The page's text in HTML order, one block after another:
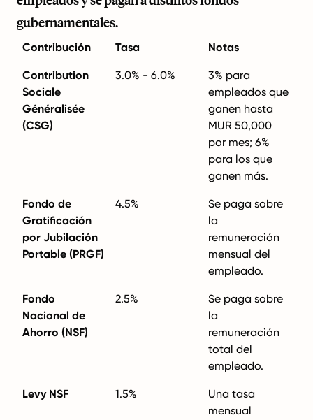
gubernamentales.
Contribución Tasa Notas
Contribution
Sociale
Généralisée
(CSG)
3.0% - 6.0%
3% para
empleados que
ganen hasta
MUR 50,000
por mes; 6%
para los que
ganen más.
Fondo de
Gratificación
por Jubilación
Portable (PRGF)
4.5%
Se paga sobre
la
remuneración
mensual del
empleado.
Fondo
Nacional de
Ahorro (NSF)
2.5%
Se paga sobre
la
remuneración
total del
empleado.
Levy NSF 1.5%
Una tasa
mensual